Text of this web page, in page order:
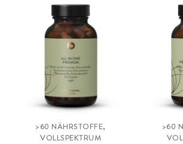
>60 NÄHRSTOFFE,
VOLLSPEKTRUM
>60